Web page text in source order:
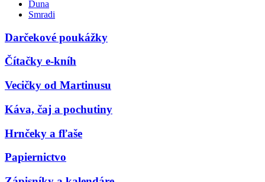
Duna
Smradi
Darčekové poukážky
Čítačky e-kníh
Vecičky od Martinusu
Káva, čaj a pochutiny
Hrnčeky a fľaše
Papiernictvo